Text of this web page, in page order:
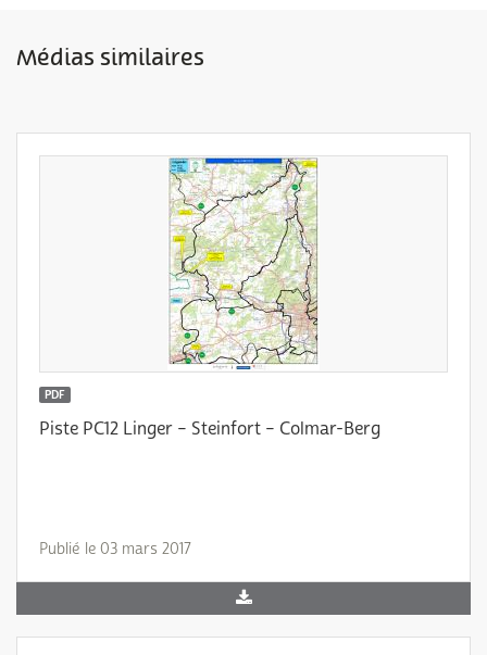
Médias similaires
PDF
Piste PC12 Linger – Steinfort – Colmar-Berg
Publié le 03 mars 2017